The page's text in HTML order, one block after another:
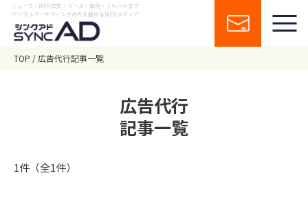
ニュース・WEB広告・ツール・事例・ノウハウまで
デジタルマーケティングの今を届けるWEBメディア
TOP 広告代行記事一覧
広告代行
記事一覧
1件（全1件）